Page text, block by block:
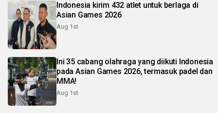
Indonesia kirim 432 atlet untuk berlaga di
Asian Games 2026
Aug 1st
Ini 35 cabang olahraga yang diikuti Indonesia
pada Asian Games 2026, termasuk padel dan
MMA!
Aug 1st